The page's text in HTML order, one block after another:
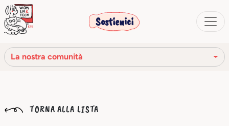
Sostienici
La nostra comunità
La nostra storia
TORNA ALLA LISTA